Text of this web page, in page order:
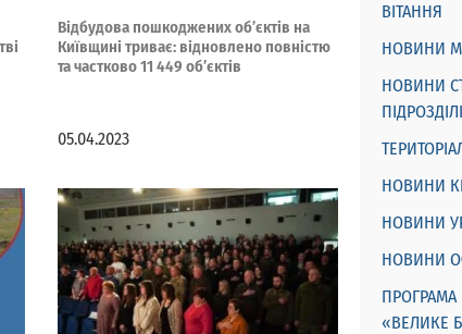
Відбудова пошкоджених об’єктів на
Київщині триває: відновлено повністю
та частково 11 449 об’єктів
05.04.2023
ВІТАННЯ
НОВИНИ
НОВИНИ
НОВИНИ
НОВИНИ
НОВИНИ
ПРОГРАМА
«ВЕЛИКЕ